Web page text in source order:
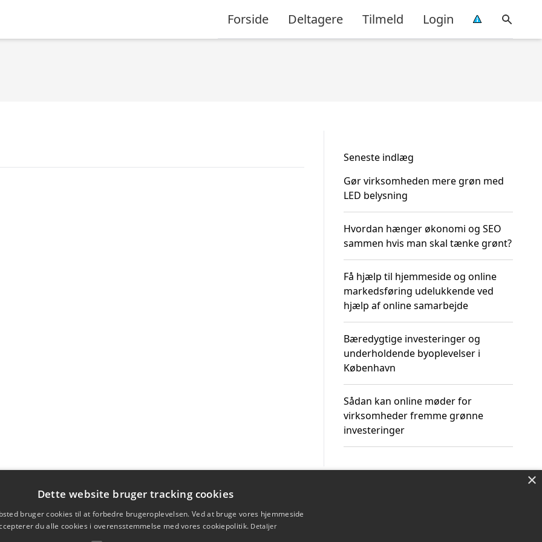
Forside Deltagere Tilmeld Login
Seneste indlæg
Gør virksomheden mere grøn med
LED belysning
Hvordan hænger økonomi og SEO
sammen hvis man skal tænke grønt?
Få hjælp til hjemmeside og online
markedsføring udelukkende ved
hjælp af online samarbejde
Bæredygtige investeringer og
underholdende byoplevelser i
København
Sådan kan online møder for
virksomheder fremme grønne
investeringer
×
Dette website bruger tracking cookies
bruger cookies til at forbedre brugeroplevelsen. Ved at bruge vores hjemmeside
du alle cookies i overensstemmelse med vores cookiepolitik. Detaljer